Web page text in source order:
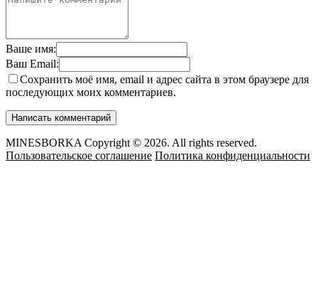
Ваше имя:
Ваш Email:
Сохранить моё имя, email и адрес сайта в этом браузере для
последующих моих комментариев.
MINESBORKA Copyright © 2026. All rights reserved.
Пользовательское соглашение Политика конфиденциальности